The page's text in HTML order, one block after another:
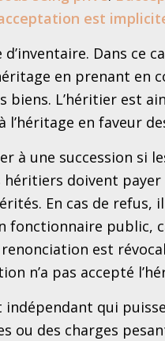
est
Dans ce
en prenant en
L’héritier est
en faveur
à une succession si
héritiers doivent
En cas de
public,
renonciation est
n’a pas accepté
qui
ou des charges